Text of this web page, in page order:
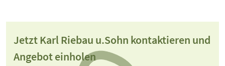
Jetzt Karl Riebau u.Sohn kontaktieren und
Angebot einholen